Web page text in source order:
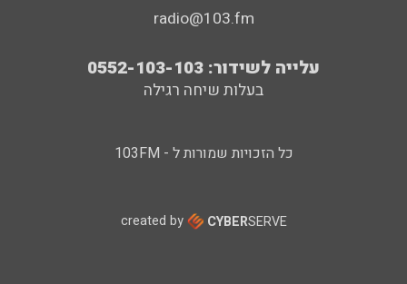
radio@103.fm
עלייה לשידור: 0552-103-103
בעלות שיחה רגילה
כל הזכויות שמורות ל - 103FM
created by CYBERSERVE